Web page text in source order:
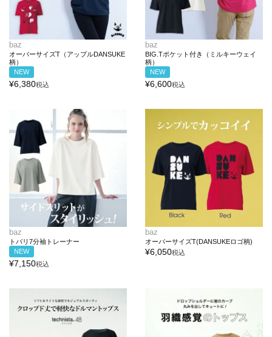
baz
オーバーサイズT（アップルDANSUKE
柄）
NEW
¥6,380税込
baz
BIG.Tポケット付き（ミルキーウェイ
柄）
NEW
¥6,600税込
baz
トバリ7分袖トレーナー
NEW
¥7,150税込
baz
オーバーサイズT(DANSUKEロゴ柄)
¥6,050税込